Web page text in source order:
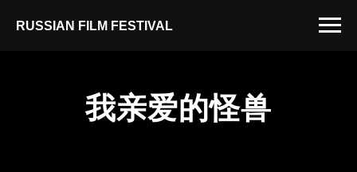
RUSSIAN FILM FESTIVAL
我亲爱的怪兽